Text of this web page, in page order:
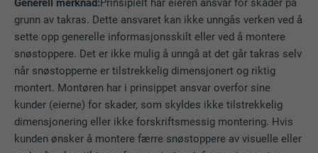
Generell merknad:Prinsipielt har eieren ansvar for skader på
grunn av takras. Dette ansvaret kan ikke unngås verken ved å
sette opp generelle informasjonsskilt eller ved å montere
snøstoppere. Det er ikke mulig å unngå at det går takras selv
når snøstopperne er tilstrekkelig dimensjonert og riktig
montert. Montøren har i prinsippet ansvar overfor sine
kunder (eierne) for skader, som skyldes ikke tilstrekkelig
dimensjonering eller ikke forskriftsmessig montering. Hvis
kunden ønsker å montere færre snøstoppere av visuelle eller
NAVN U
TILBYDER Adsymptotic.com
FORLØP 3 måneder
FORMÅL Informasjonskapsel for nettleser-ID